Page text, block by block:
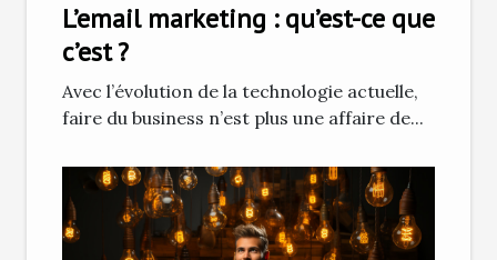
L’email marketing : qu’est-ce que
c’est ?
Avec l’évolution de la technologie actuelle,
faire du business n’est plus une affaire de...